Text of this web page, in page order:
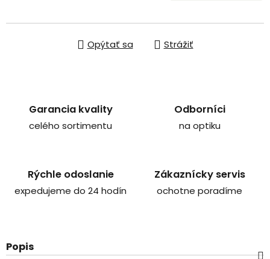
Opýtať sa Strážiť
Garancia kvality
celého sortimentu
Odborníci
na optiku
Rýchle odoslanie
expedujeme do 24 hodín
Zákaznícky servis
ochotne poradíme
Popis